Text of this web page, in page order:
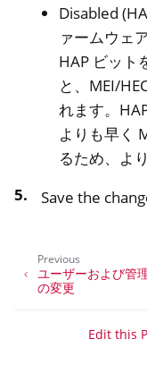
Disabled
ァームウェ
HAP ビット
と、MEI/
れます。
よりも早く
るため、よ
Save the
Previous
ユーザーおよび管
の変更
Edit this